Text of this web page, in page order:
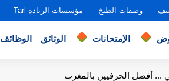
وصفات الطبخ مؤسسات الريادة Tarl
الإمتحانات الوثائق الوظائف
... أفضل الحرفيين بالمغرب